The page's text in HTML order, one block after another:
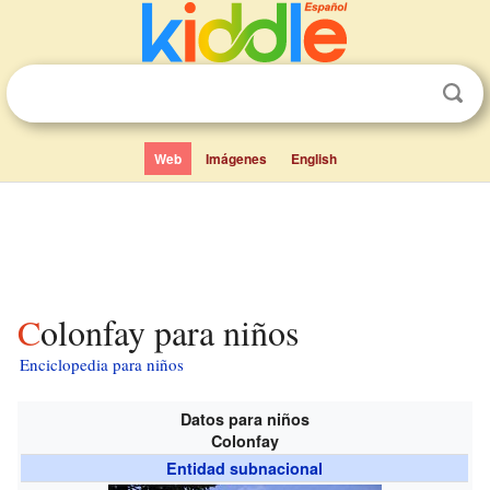
Web Imágenes English
Colonfay para niños
Enciclopedia para niños
Datos para niños
Colonfay
Entidad subnacional